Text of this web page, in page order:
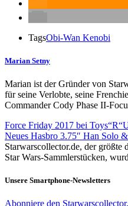
TagsObi-Wan Kenobi
Marian Setny
Marian ist der Gründer von
für seine Verlobte, seine
Commander Cody Phase II-
Force Friday 2017 bei
Neues Hasbro 3.75″ Han Solo
Starwarscollector.de, der größte
Star Wars-Sammlerstücken,
Unsere Smartphone-Newsletters
Abonniere den